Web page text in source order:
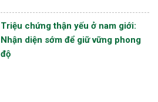
Triệu chứng thận yếu ở nam giới:
Nhận diện sớm để giữ vững phong
độ